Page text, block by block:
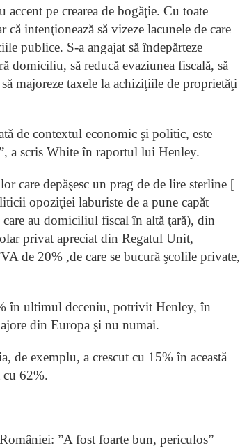
pe crearea de bogăţie. Cu toate
că intenţionează să vizeze lacunele de care
publice. S-a angajat să îndepărteze
domiciliu, să reducă evaziunea fiscală, să
majoreze taxele la achiziţiile de proprietăţi
de contextul economic şi politic, este
a scris White în raportul lui Henley.
care depăşesc un prag de de lire sterline [
opoziţiei laburiste de a pune capăt
au domiciliul fiscal în altă ţară), din
privat apreciat din Regatul Unit,
de 20% ,de care se bucură şcolile private,
în ultimul deceniu, potrivit Henley, în
din Europa şi nu numai.
de exemplu, a crescut cu 15% în această
cu 62%.
”A fost foarte bun, periculos”